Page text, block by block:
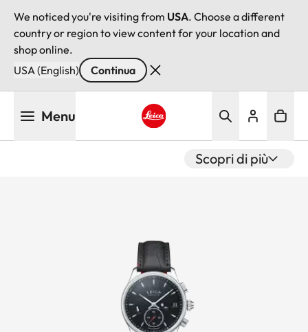
We noticed you're visiting from USA. Choose a different
country or region to view content for your location and
shop online.
USA (English)
Continua
Menu
Scopri di più